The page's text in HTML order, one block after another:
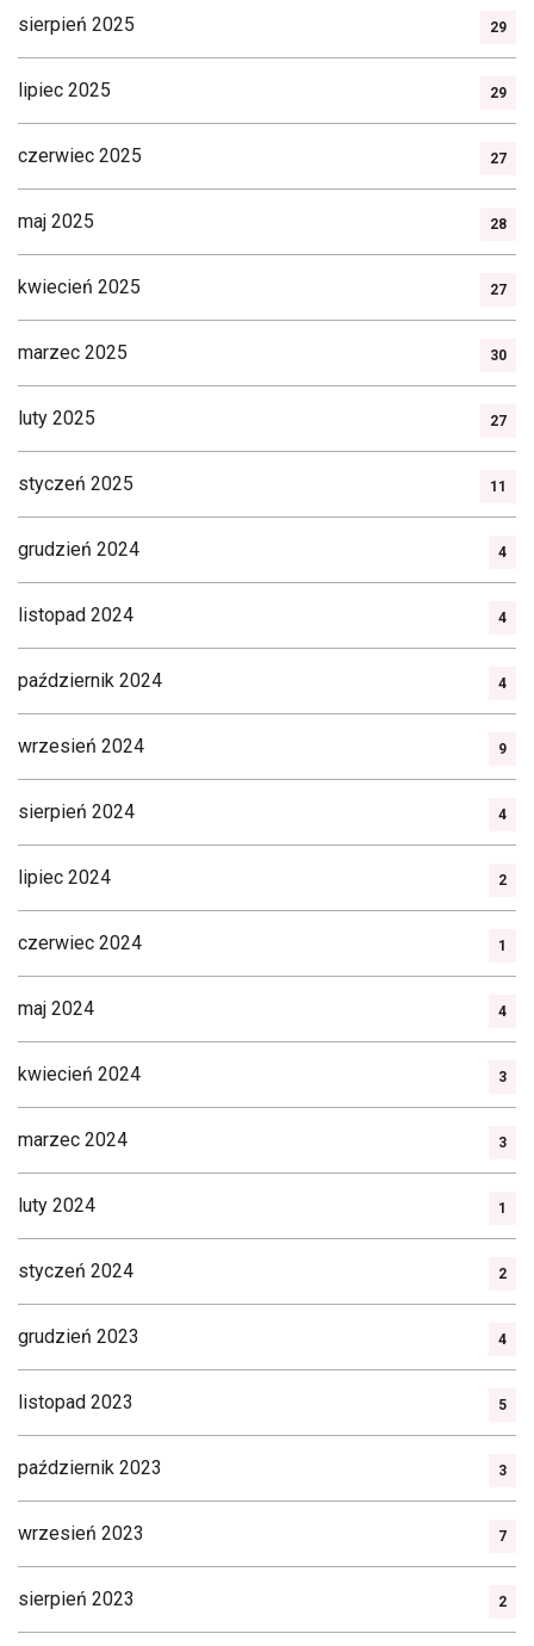
sierpień 2025 29
lipiec 2025 29
czerwiec 2025 27
maj 2025 28
kwiecień 2025 27
marzec 2025 30
luty 2025 27
styczeń 2025 11
grudzień 2024 4
listopad 2024 4
październik 2024 4
wrzesień 2024 9
sierpień 2024 4
lipiec 2024 2
czerwiec 2024 1
maj 2024 4
kwiecień 2024 3
marzec 2024 3
luty 2024 1
styczeń 2024 2
grudzień 2023 4
listopad 2023 5
październik 2023 3
wrzesień 2023 7
sierpień 2023 2